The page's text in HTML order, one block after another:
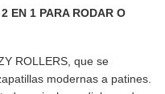
EN 1 PARA RODAR O
ROLLERS , que se
modernas a patines.